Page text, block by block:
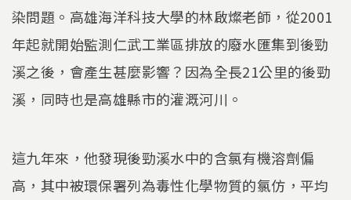
染問題。高雄海洋科技大學的林啟燦老師，從2001
年起就開始監測仁武工業區排放的廢水匯集到後勁
溪之後，會產生甚麼影響？因為全長21公里的後勁
溪，同時也是高雄縣市的灌溉河川。
這九年來，他發現後勁溪水中的含氯有機溶劑偏
高，其中被環保署列為毒性化學物質的氯仿，平均